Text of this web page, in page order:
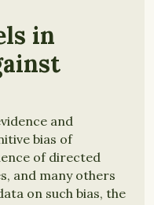
in
and
bias of
of directed
and many others
on such bias, the